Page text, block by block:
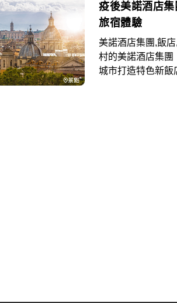
疫後美諾酒店
旅宿體驗
美諾酒店集團,飯
村的美諾酒店集團
城市打造特色新飯